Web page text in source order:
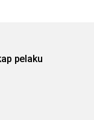
pelaku